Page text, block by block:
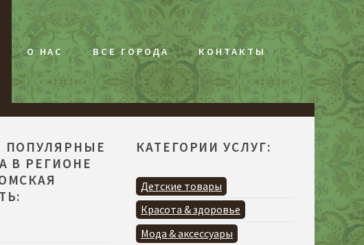
О НАС ВСЕ ГОРОДА КОНТАКТЫ
ПОПУЛЯРНЫЕ
В РЕГИОНЕ
КАТЕГОРИИ УСЛУГ:
Детские товары
Красота & здоровье
Мода & аксессуары